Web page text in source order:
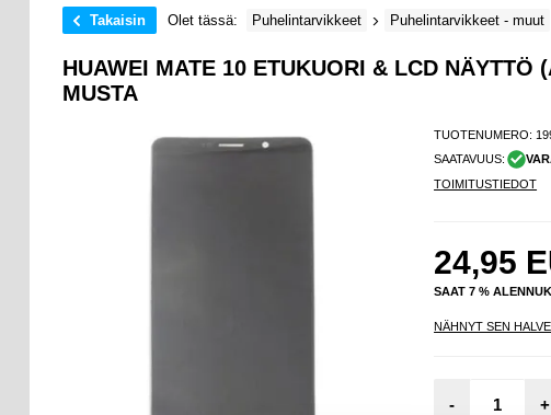
Takaisin Olet tässä: Puhelintarvikkeet Puhelintarvikkeet - muut
HUAWEI MATE 10 ETUKUORI & LCD
MUSTA
TUOTENUMERO:
SAATAVUUS:
TOIMITUSTIEDOT
24,95
SAAT 7 %
NÄHNYT SEN
- +